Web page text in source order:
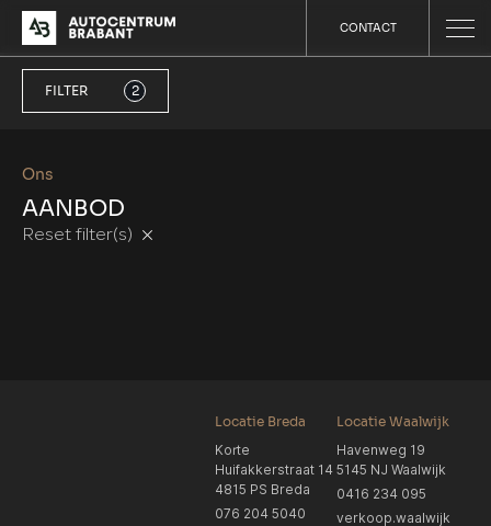
CONTACT
Ons
AANBOD
Reset filter(s)
FILTER 2
Locatie Breda
Korte
Huifakkerstraat 14
4815 PS Breda
076 204 5040
Locatie Waalwijk
Havenweg 19
5145 NJ Waalwijk
0416 234 095
verkoop.waalwijk